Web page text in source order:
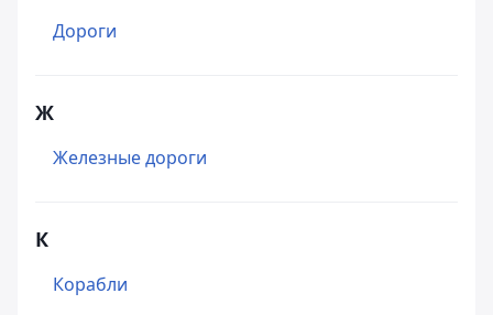
Дороги
Ж
Железные дороги
К
Корабли